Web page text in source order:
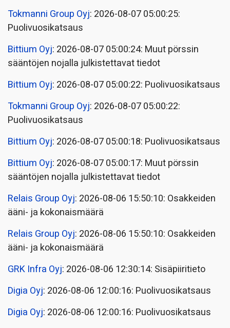
Tokmanni Group Oyj: 2026-08-07 05:00:25:
Puolivuosikatsaus
Bittium Oyj: 2026-08-07 05:00:24: Muut pörssin
sääntöjen nojalla julkistettavat tiedot
Bittium Oyj: 2026-08-07 05:00:22: Puolivuosikatsaus
Tokmanni Group Oyj: 2026-08-07 05:00:22:
Puolivuosikatsaus
Bittium Oyj: 2026-08-07 05:00:18: Puolivuosikatsaus
Bittium Oyj: 2026-08-07 05:00:17: Muut pörssin
sääntöjen nojalla julkistettavat tiedot
Relais Group Oyj: 2026-08-06 15:50:10: Osakkeiden
ääni- ja kokonaismäärä
Relais Group Oyj: 2026-08-06 15:50:10: Osakkeiden
ääni- ja kokonaismäärä
GRK Infra Oyj: 2026-08-06 12:30:14: Sisäpiiritieto
Digia Oyj: 2026-08-06 12:00:16: Puolivuosikatsaus
Digia Oyj: 2026-08-06 12:00:16: Puolivuosikatsaus